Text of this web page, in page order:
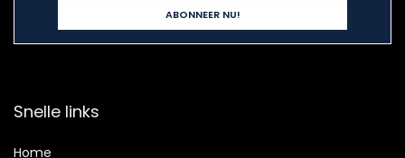
Snelle links
Home